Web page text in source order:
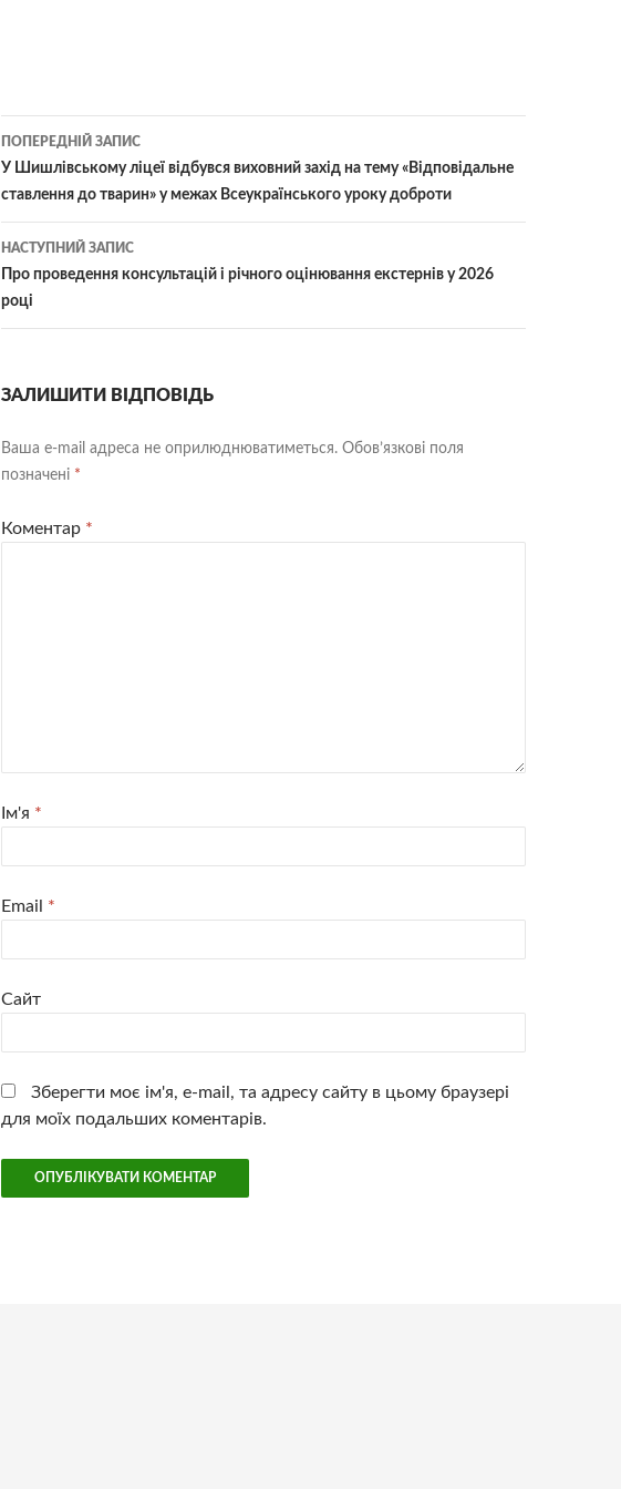
ПОПЕРЕДНІЙ ЗАПИС
У Шишлівському ліцеї відбувся виховний захід на тему «Відповідальне
ставлення до тварин» у межах Всеукраїнського уроку доброти
НАСТУПНИЙ ЗАПИС
Про проведення консультацій і річного оцінювання екстернів у 2026
році
ЗАЛИШИТИ ВІДПОВІДЬ
Ваша e-mail адреса не оприлюднюватиметься. Обов’язкові поля
позначені *
Коментар *
Ім'я *
Email *
Сайт
Зберегти моє ім'я, e-mail, та адресу сайту в цьому браузері
для моїх подальших коментарів.